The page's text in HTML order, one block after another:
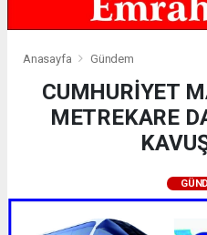
Anasayfa Gündem
CUMHURİYET
METREKARE